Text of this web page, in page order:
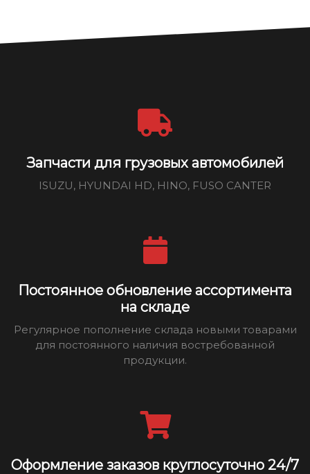
Запчасти для грузовых автомобилей
ISUZU, HYUNDAI HD, HINO, FUSO CANTER
Постоянное обновление ассортимента
на складе
Регулярное пополнение склада новыми товарами
для постоянного наличия востребованной
продукции.
Оформление заказов круглосуточно 24/7